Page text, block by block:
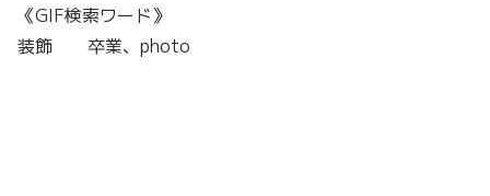
《GIF検索ワード》
装飾 卒業、photo